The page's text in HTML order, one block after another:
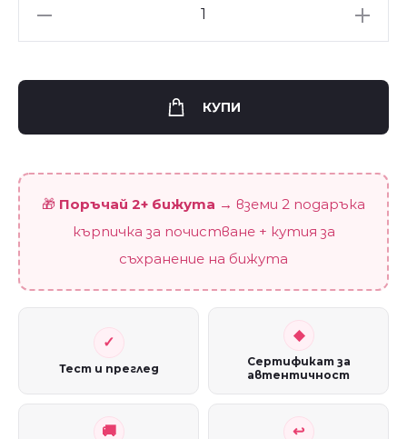
"Кристално
quantity
КУПИ
🎁 Поръчай 2+ бижута → вземи 2 подаръка
кърпичка за почистване + кутия за
съхранение на бижута
Тест и преглед
Сертификат за
автентичност